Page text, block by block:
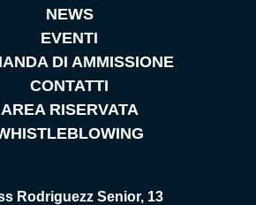
NEWS
EVENTI
DI AMMISSIONE
CONTATTI
AREA RISERVATA
Rodriguezz Senior, 13